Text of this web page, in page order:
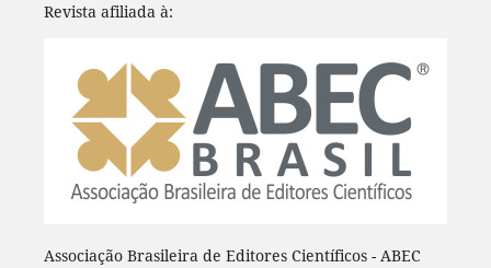
Revista afiliada à:
Associação Brasileira de Editores Científicos - ABEC